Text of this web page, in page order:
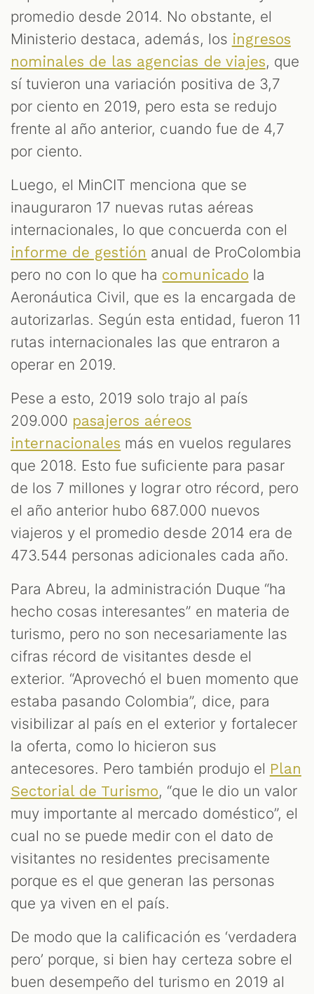
promedio desde 2014. No obstante, el
Ministerio destaca, además, los ingresos
nominales de las agencias de viajes, que
sí tuvieron una variación positiva de 3,7
por ciento en 2019, pero esta se redujo
frente al año anterior, cuando fue de 4,7
por ciento.
Luego, el MinCIT menciona que se
inauguraron 17 nuevas rutas aéreas
internacionales, lo que concuerda con el
informe de gestión anual de ProColombia
pero no con lo que ha comunicado la
Aeronáutica Civil, que es la encargada de
autorizarlas. Según esta entidad, fueron 11
rutas internacionales las que entraron a
operar en 2019.
Pese a esto, 2019 solo trajo al país
209.000 pasajeros aéreos
internacionales más en vuelos regulares
que 2018. Esto fue suficiente para pasar
de los 7 millones y lograr otro récord, pero
el año anterior hubo 687.000 nuevos
viajeros y el promedio desde 2014 era de
473.544 personas adicionales cada año.
Para Abreu, la administración Duque “ha
hecho cosas interesantes” en materia de
turismo, pero no son necesariamente las
cifras récord de visitantes desde el
exterior. “Aprovechó el buen momento que
estaba pasando Colombia”, dice, para
visibilizar al país en el exterior y fortalecer
la oferta, como lo hicieron sus
antecesores. Pero también produjo el Plan
Sectorial de Turismo, “que le dio un valor
muy importante al mercado doméstico”, el
cual no se puede medir con el dato de
visitantes no residentes precisamente
porque es el que generan las personas
que ya viven en el país.
De modo que la calificación es ‘verdadera
pero’ porque, si bien hay certeza sobre el
buen desempeño del turismo en 2019 al